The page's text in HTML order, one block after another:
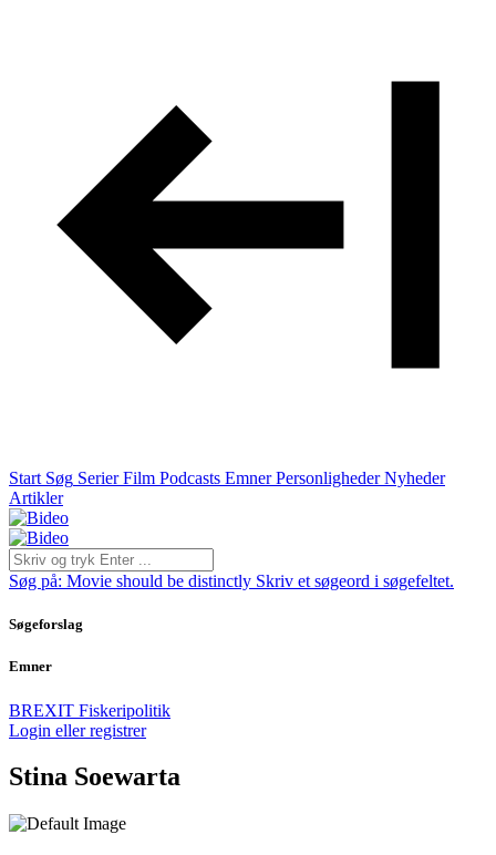
Start Søg Serier Film Podcasts Emner Personligheder Nyheder
Artikler
Søg på: Movie should be distinctly Skriv et søgeord i søgefeltet.
Søgeforslag
Emner
BREXIT Fiskeripolitik
Login eller registrer
Stina Soewarta